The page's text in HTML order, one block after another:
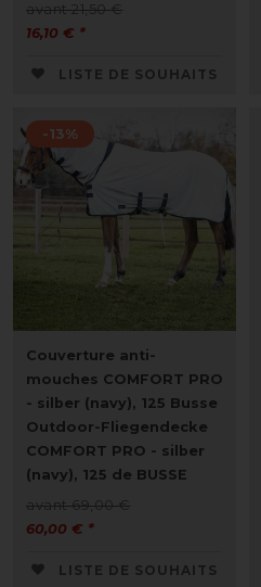
avant 21,50 €
16,10 € *
LISTE DE SOUHAITS
-13%
Couverture anti-
mouches COMFORT PRO
- silber (navy), 125 Busse
Outdoor-Fliegendecke
COMFORT PRO - silber
(navy), 125 de BUSSE
avant 69,00 €
60,00 € *
LISTE DE SOUHAITS